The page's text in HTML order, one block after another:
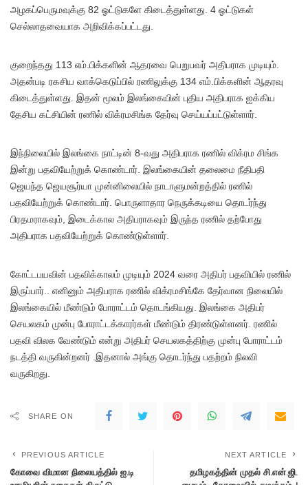
அழகப்பெருமவுக்கு 82 ஓட்டுகளே கிடைத்துள்ளது. 4 ஓட்டுகள்
செல்லாதவையாக அறிவிக்கப்பட்டது.
குறைந்தது 113 எம்.பிக்களின் ஆதரவை பெறுபவர் அதிபராக முடியும்.
அதன்படி ரகசிய வாக்கெடுப்பில் ரணிலுக்கு 134 எம்.பிக்களின் ஆதரவு
கிடைத்துள்ளது. இதன் மூலம் இலங்கையின் புதிய அதிபராக ஐக்கிய
தேசிய கட்சியின் ரணில் விக்ரமசிங்க தேர்வு செய்யப்பட்டுள்ளார்.
இந்நிலையில் இலங்கை நாட்டின் 8-வது அதிபராக ரணில் விக்ரம சிங்க
இன்று பதவியேற்றுக் கொண்டார். இலங்கையின் தலைமை நீதிபதி
ஜெயந்த ஜெயசூர்யா முன்னிலையில் நாடாளுமன்றத்தில் ரணில்
பதவியேற்றுக் கொண்டார். பொருளாதார நெருக்கடியை தொடர்ந்து
பிரதமராகவும், இடைக்கால அதிபராகவும் இருந்த ரணில் தற்போது
அதிபராக பதவியேற்றுக் கொண்டுள்ளார்.
கோட்டபயவின் பதவிக்காலம் முடியும் 2024 வரை அதிபர் பதவியில் ரணில்
இருப்பார்.. எனினும் அதிபராக ரணில் விக்ரமசிங்கே தேர்வான நிலையில்
இலங்கையில் மீண்டும் போராட்டம் தொடங்கியது. இலங்கை அதிபர்
செயலகம் முன்பு போராட்டக்காரர்கள் மீண்டும் திரண்டுள்ளனர். ரணில்
பதவி விலக வேண்டும் என்று அதிபர் செயலகத்திற்கு முன்பு போராட்டம்
நடத்தி வருகின்றனர் .இதனால் அங்கு தொடர்ந்து பதற்றம் நிலவி
வருகிறது.
SHARE ON
PREVIOUS ARTICLE
கோவை விமான நிலையத்தில் ஐ.டி
NEXT ARTICLE
தமிழகத்தின் முதல் சி.என்.ஜி.